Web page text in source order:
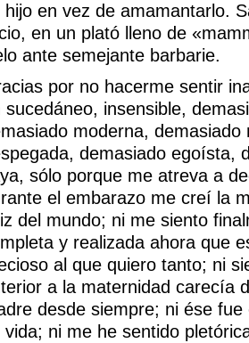
hijo en vez de amamantarlo.
en un plató lleno de
ante semejante barbarie.
por no hacerme sentir
sucedáneo, insensible,
moderna, demasiado
demasiado egoísta,
sólo porque me atreva a
el embarazo me creí la
del mundo; ni me siento
y realizada ahora que
al que quiero tanto; ni
a la maternidad carecía
desde siempre; ni ése
vida; ni me he sentido